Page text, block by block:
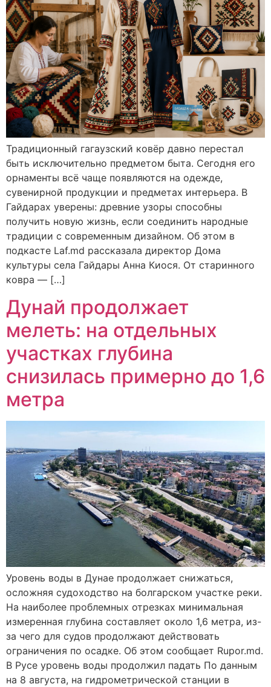
Традиционный гагаузский ковёр давно перестал
быть исключительно предметом быта. Сегодня его
орнаменты всё чаще появляются на одежде,
сувенирной продукции и предметах интерьера. В
Гайдарах уверены: древние узоры способны
получить новую жизнь, если соединить народные
традиции с современным дизайном. Об этом в
подкасте Laf.md рассказала директор Дома
культуры села Гайдары Анна Киося. От старинного
ковра — […]
Дунай продолжает
мелеть: на отдельных
участках глубина
снизилась примерно до 1,6
метра
Уровень воды в Дунае продолжает снижаться,
осложняя судоходство на болгарском участке реки.
На наиболее проблемных отрезках минимальная
измеренная глубина составляет около 1,6 метра, из-
за чего для судов продолжают действовать
ограничения по осадке. Об этом сообщает Rupor.md.
В Русе уровень воды продолжил падать По данным
на 8 августа, на гидрометрической станции в